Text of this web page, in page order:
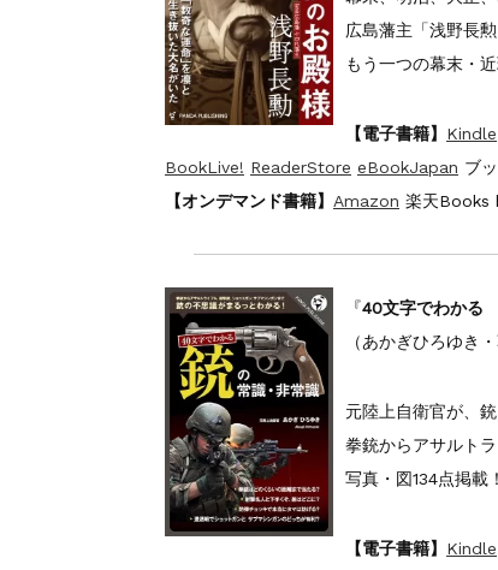
広島藩主「浅野長
もう一つの幕末・近
【電子書籍】 Kindle
BookLive! ReaderStore eBookJapan ブ
【オンデマンド書籍】 Amazon 楽天Books
『40文字でわかる
（あかぎひろゆき・
元陸上自衛官が、
拳銃からアサルト
写真・図134点掲載！
【電子書籍】 Kindle